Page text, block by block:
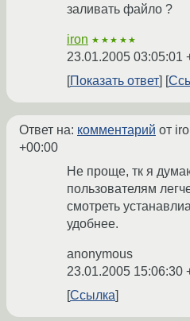
заливать файло ?
iron ★★★★★
23.01.2005 03:05:01
Показать ответ
Ответ на: комментарий от
+00:00
Не проще, тк я
пользователям
смотреть
удобнее.
anonymous
23.01.2005 15:06:30
Ссылка